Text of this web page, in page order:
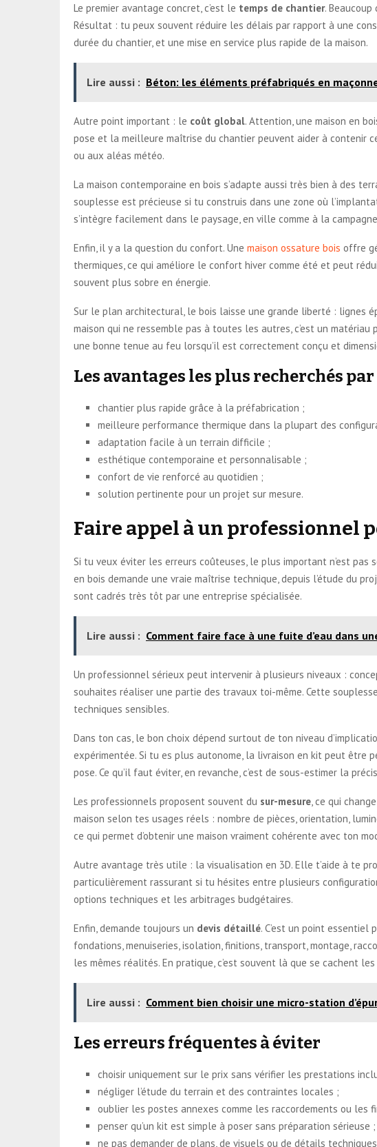
Le premier avantage concret, c’est le temps de chantier.
Résultat : tu peux souvent réduire les délais par rapport à une
durée du chantier, et une mise en service plus rapide de la maison.
Lire aussi : Béton: les éléments préfabriqués en
Autre point important : le coût global. Attention, une maison en
pose et la meilleure maîtrise du chantier peuvent aider à contenir
ou aux aléas météo.
La maison contemporaine en bois s’adapte aussi très bien à des
souplesse est précieuse si tu construis dans une zone où
s’intègre facilement dans le paysage, en ville comme à la
Enfin, il y a la question du confort. Une maison ossature bois offre
thermiques, ce qui améliore le confort hiver comme été et peut
souvent plus sobre en énergie.
Sur le plan architectural, le bois laisse une grande liberté : lignes
maison qui ne ressemble pas à toutes les autres, c’est un
une bonne tenue au feu lorsqu’il est correctement conçu et
Les avantages les plus recherchés
chantier plus rapide grâce à la préfabrication ;
meilleure performance thermique dans la plupart des
adaptation facile à un terrain difficile ;
esthétique contemporaine et personnalisable ;
confort de vie renforcé au quotidien ;
solution pertinente pour un projet sur mesure.
Faire appel à un professionnel
Si tu veux éviter les erreurs coûteuses, le plus important n’est pas
en bois demande une vraie maîtrise technique, depuis l’étude du
sont cadrés très tôt par une entreprise spécialisée.
Lire aussi : Comment faire face à une fuite d’eau dans
Un professionnel sérieux peut intervenir à plusieurs niveaux :
souhaites réaliser une partie des travaux toi-même. Cette
techniques sensibles.
Dans ton cas, le bon choix dépend surtout de ton niveau
expérimentée. Si tu es plus autonome, la livraison en kit peut être
pose. Ce qu’il faut éviter, en revanche, c’est de sous-estimer la
Les professionnels proposent souvent du sur-mesure , ce qui
maison selon tes usages réels : nombre de pièces, orientation,
ce qui permet d’obtenir une maison vraiment cohérente avec ton
Autre avantage très utile : la visualisation en 3D. Elle t’aide à te
particulièrement rassurant si tu hésites entre plusieurs
options techniques et les arbitrages budgétaires.
Enfin, demande toujours un devis détaillé. C’est un point essentiel
fondations, menuiseries, isolation, finitions, transport, montage,
les mêmes réalités. En pratique, c’est souvent là que se cachent
Lire aussi : Comment bien choisir une micro-station
Les erreurs fréquentes à éviter
choisir uniquement sur le prix sans vérifier les prestations
négliger l’étude du terrain et des contraintes locales ;
oublier les postes annexes comme les raccordements ou les
penser qu’un kit est simple à poser sans préparation sérieuse ;
ne pas demander de plans, de visuels ou de détails